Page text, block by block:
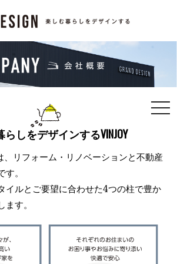
しをデザインするVINJOY
、リフォーム・リノベーションと不動産
。
イルとご要望に合わせた4つの柱で豊か
す。